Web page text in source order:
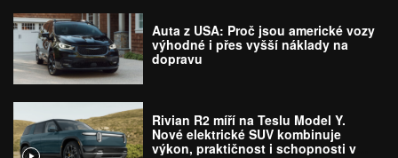
Auta z USA: Proč jsou americké vozy
výhodné i přes vyšší náklady na
dopravu
Rivian R2 míří na Teslu Model Y.
Nové elektrické SUV kombinuje
výkon, praktičnost i schopnosti v